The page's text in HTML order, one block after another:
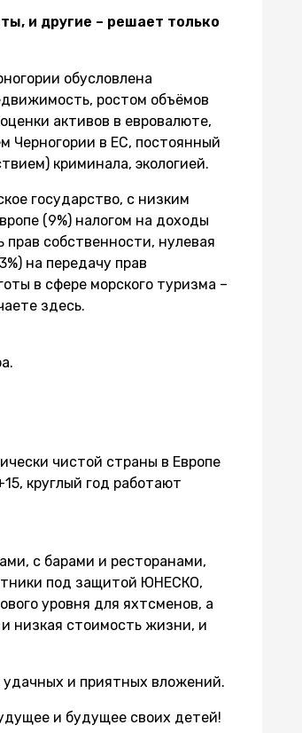
и другие – решает только
обусловлена
ростом объёмов
активов в евровалюте,
Черногории в ЕС, постоянный
криминала, экологией.
государство, с низким
(9%) налогом на доходы
собственности, нулевая
на передачу прав
в сфере морского туризма –
здесь.
чистой страны в Европе
круглый год работают
с барами и ресторанами,
под защитой ЮНЕСКО,
уровня для яхтсменов, а
низкая стоимость жизни, и
и приятных вложений.
и будущее своих детей!